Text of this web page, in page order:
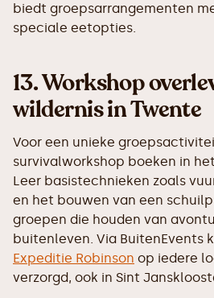
biedt groepsarrangementen
speciale eetopties.
13.Workshop
wildernis in Twente
Voor een unieke
survivalworkshop boeken in
Leer basistechnieken zoals
en het bouwen van een
groepen die houden van
buitenleven. Via BuitenEvents
Expeditie Robinson op iedere
verzorgd, ook in Sint